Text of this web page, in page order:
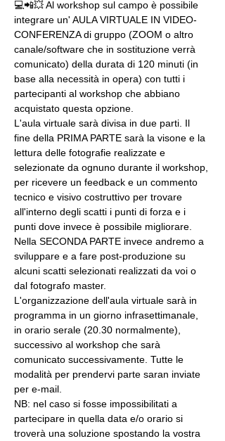
💻📲💥 Al workshop sul campo è possibile
integrare un' AULA VIRTUALE IN VIDEO-
CONFERENZA di gruppo (ZOOM o altro
canale/software che in sostituzione verrà
comunicato) della durata di 120 minuti (in
base alla necessità in opera) con tutti i
partecipanti al workshop che abbiano
acquistato questa opzione.
L'aula virtuale sarà divisa in due parti. Il
fine della PRIMA PARTE sarà la visone e la
lettura delle fotografie realizzate e
selezionate da ognuno durante il workshop,
per ricevere un feedback e un commento
tecnico e visivo costruttivo per trovare
all'interno degli scatti i punti di forza e i
punti dove invece è possibile migliorare.
Nella SECONDA PARTE invece andremo a
sviluppare e a fare post-produzione su
alcuni scatti selezionati realizzati da voi o
dal fotografo master.
L'organizzazione dell'aula virtuale sarà in
programma in un giorno infrasettimanale,
in orario serale (20.30 normalmente),
successivo al workshop che sarà
comunicato successivamente. Tutte le
modalità per prendervi parte saran inviate
per e-mail.
NB: nel caso si fosse impossibilitati a
partecipare in quella data e/o orario si
troverà una soluzione spostando la vostra